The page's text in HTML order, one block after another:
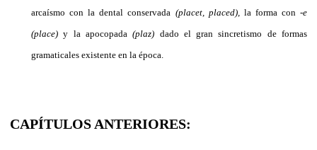
arcaísmo con la dental conservada (placet, placed), la forma con-e
(place)y la apocopada(plaz) dado el gran sincretismo de formas
gramaticales existente en la época.
CAPÍTULOS ANTERIORES: